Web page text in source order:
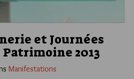
et Journées
2013
Manifestations